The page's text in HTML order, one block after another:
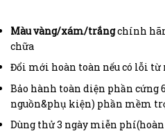
Màu vàng/xám/trắngchính
chữa
Đổi mới hoàn toàn nếu có lỗi từ
Bảo hành toàn diện phần cứng
nguồn&phụ kiện) phần mềm
Dùng thử 3 ngày miễn phí(hoàn